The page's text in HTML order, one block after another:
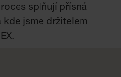
splňují přísná
jsme držitelem